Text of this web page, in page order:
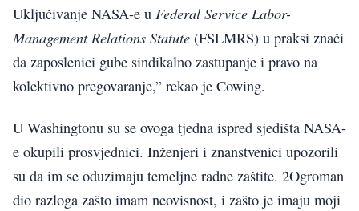
Uključivanje NASA-e u Federal Service Labor-
Management Relations Statute (FSLMRS) u praksi znači
da zaposlenici gube sindikalno zastupanje i pravo na
kolektivno pregovaranje,” rekao je Cowing.
U Washingtonu su se ovoga tjedna ispred sjedišta NASA-
e okupili prosvjednici. Inženjeri i znanstvenici upozorili
su da im se oduzimaju temeljne radne zaštite. 2Ogroman
dio razloga zašto imam neovisnost, i zašto je imaju moji